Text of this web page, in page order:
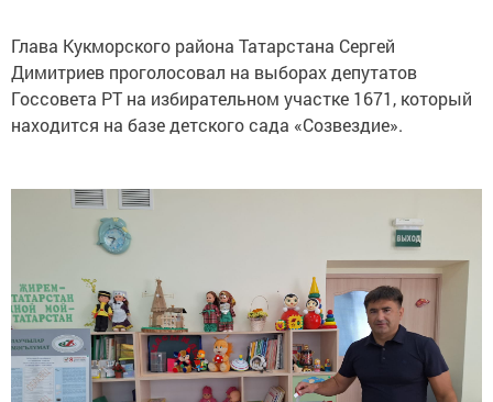
Глава Кукморского района Татарстана Сергей
Димитриев проголосовал на выборах депутатов
Госсовета РТ на избирательном участке 1671, который
находится на базе детского сада «Созвездие».